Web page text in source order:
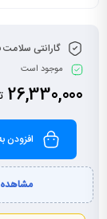
گارانتی سلامت
موجود است
26,330,000
افزودن
مشاهده